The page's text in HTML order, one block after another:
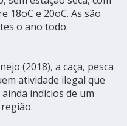
18oC e 20oC. As são
o ano todo.
(2018), a caça, pesca
atividade ilegal que
indícios de um